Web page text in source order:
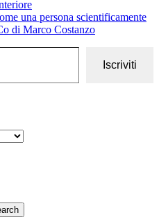
una persona scientificamente
di Marco Costanzo
Iscriviti